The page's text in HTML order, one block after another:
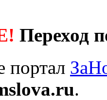
Переход
портал
.